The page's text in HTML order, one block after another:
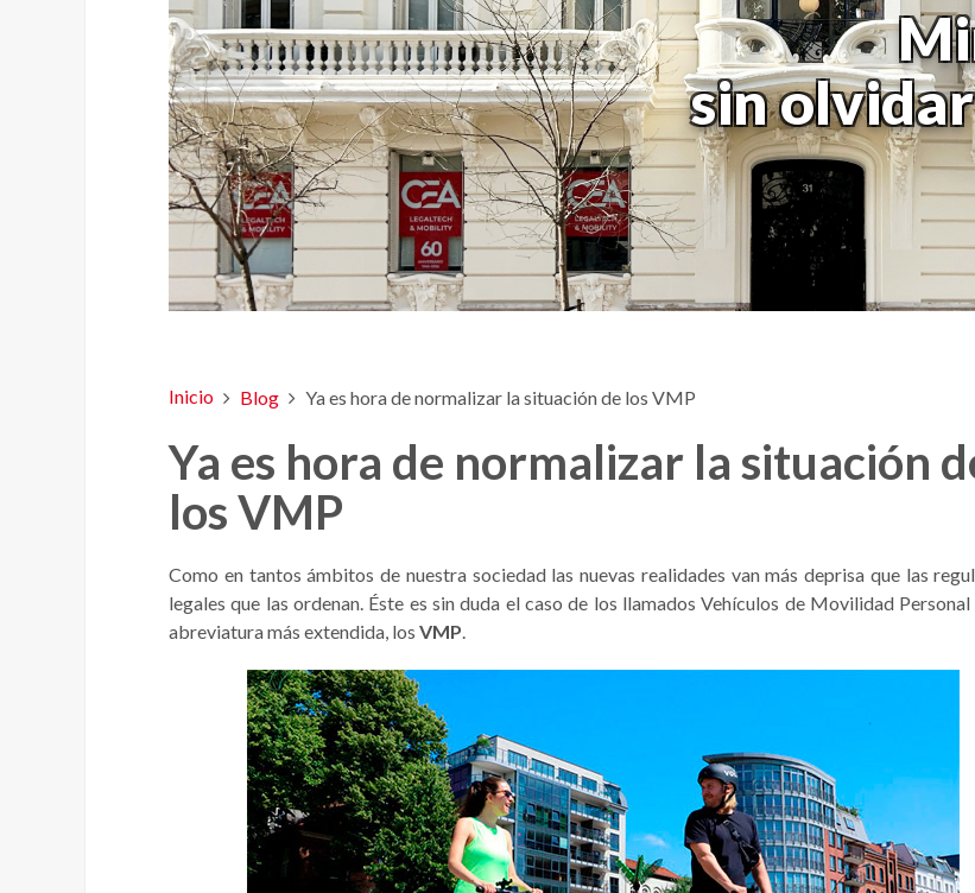
sin
Inicio Blog Ya es hora de normalizar la situación de los VMP
Ya es hora de normalizar la situación
los VMP
Como en tantos ámbitos de nuestra sociedad las nuevas realidades van más deprisa que las
legales que las ordenan. Éste es sin duda el caso de los llamados Vehículos de Movilidad Personal
abreviatura más extendida, los VMP.